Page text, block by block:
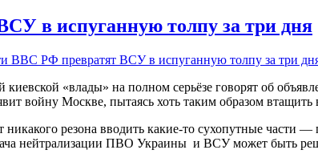
в испуганную толпу за три дня
ВВС РФ превратят ВСУ в испуганную толпу за три
«влады» на полном серьёзе говорят об
войну Москве, пытаясь хоть таким образом
резона вводить какие-то сухопутные части
нейтрализации ПВО Украины и ВСУ может быть